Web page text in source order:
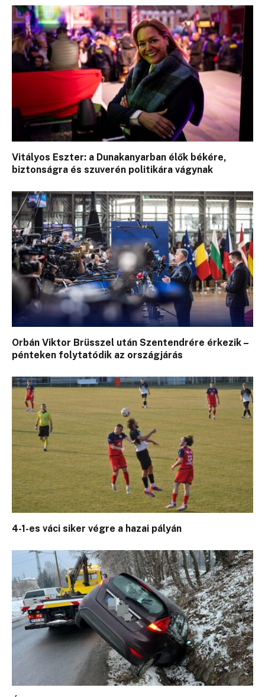
Vitályos Eszter: a Dunakanyarban élők békére,
biztonságra és szuverén politikára vágynak
Orbán Viktor Brüsszel után Szentendrére érkezik –
pénteken folytatódik az országjárás
4-1-es váci siker végre a hazai pályán